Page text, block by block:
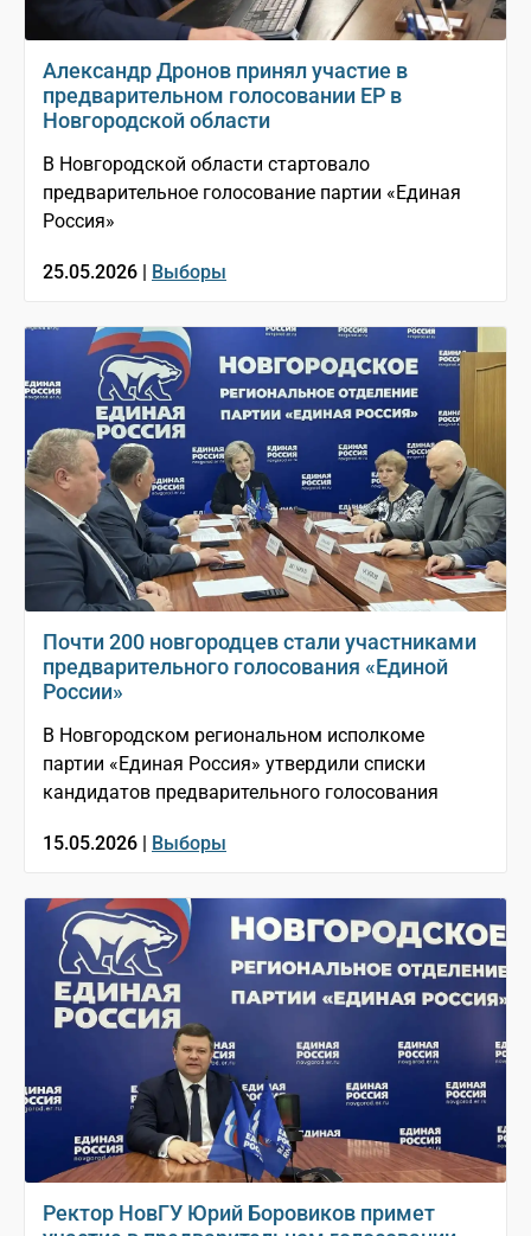
Александр Дронов принял участие в
предварительном голосовании ЕР в
Новгородской области
В Новгородской области стартовало
предварительное голосование партии «Единая
Россия»
25.05.2026 | Выборы
Почти 200 новгородцев стали участниками
предварительного голосования «Единой
России»
В Новгородском региональном исполкоме
партии «Единая Россия» утвердили списки
кандидатов предварительного голосования
15.05.2026 | Выборы
Ректор НовГУ Юрий Боровиков примет